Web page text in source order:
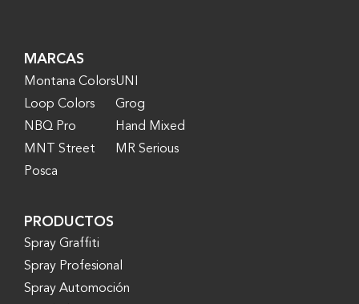
MARCAS
Montana Colors
Loop Colors
NBQ Pro
MNT Street
Posca
UNI
Grog
Hand Mixed
MR Serious
PRODUCTOS
Spray Graffiti
Spray Profesional
Spray Automoción